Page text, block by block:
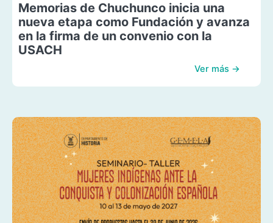
Memorias de Chuchunco inicia una
nueva etapa como Fundación y avanza
en la firma de un convenio con la
USACH
Ver más →